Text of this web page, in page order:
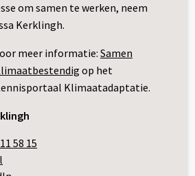
om samen te werken, neem
Kerklingh.
meer informatie: Samen
op het
Klimaatadaptatie.
58 15